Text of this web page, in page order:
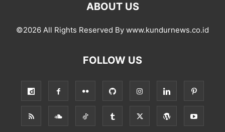
ABOUT US
©2026 All Rights Reserved By www.kundurnews.co.id
FOLLOW US